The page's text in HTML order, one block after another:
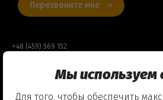
Перезвоните мне
+48 (459) 569 152
Договор офертыМы используем
Для того, чтобы обеспечить